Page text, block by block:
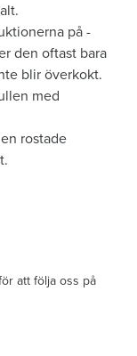
på
den oftast bara
blir överkokt.
med
rostade
att följa oss på